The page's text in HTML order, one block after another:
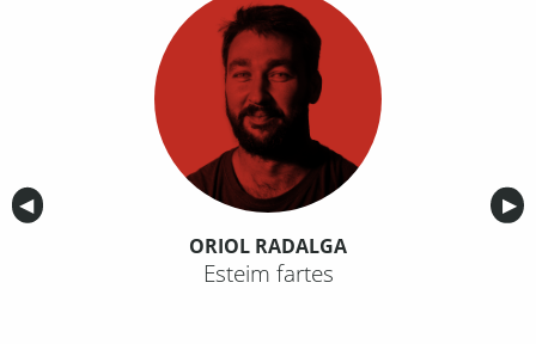
Anterior
◀︎ ▶︎
ORIOL RADALGA
Esteim fartes